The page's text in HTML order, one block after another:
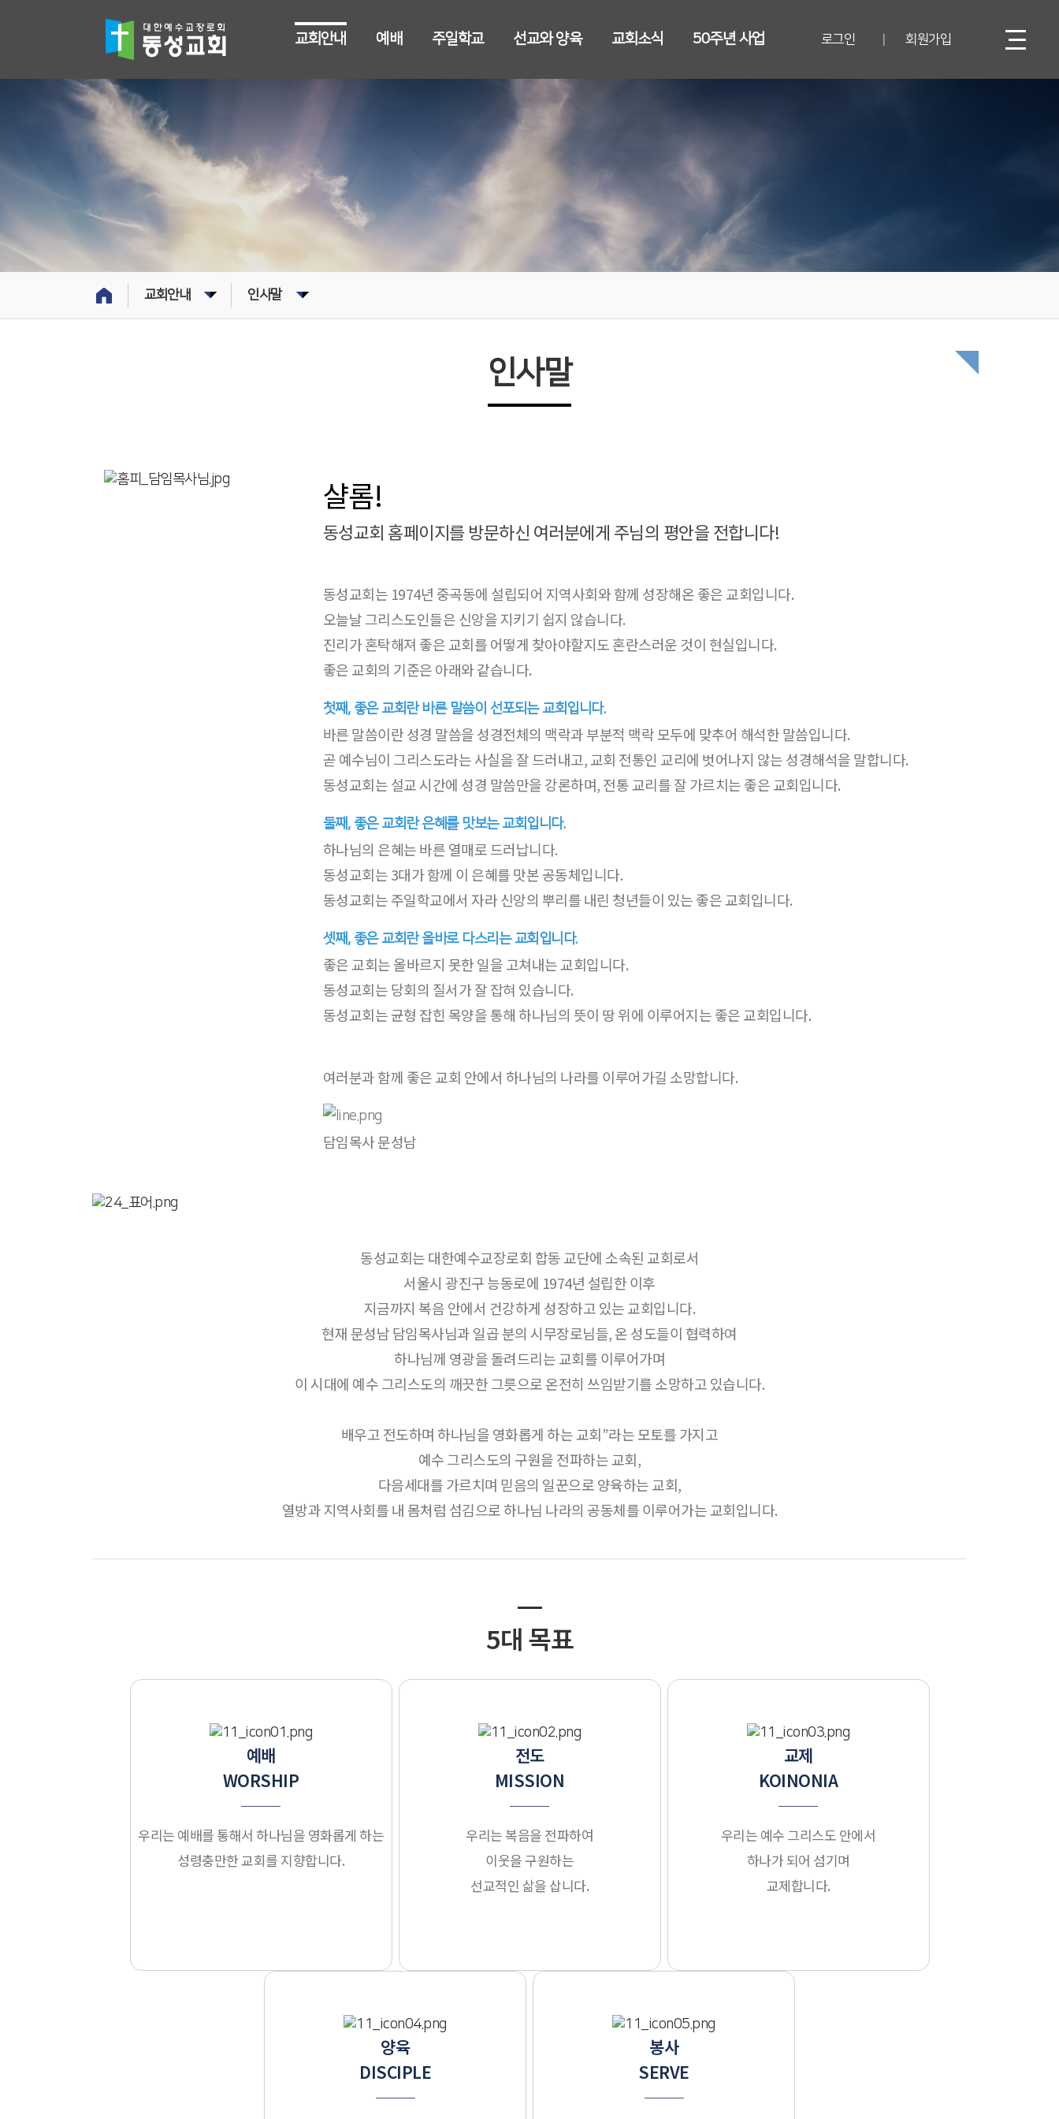
교회안내 예배 주일학교 선교와 양육 교회소식 50주년 사업 로그인 회원가입
교회안내 인사말
인사말
샬롬!
동성교회 홈페이지를 방문하신 여러분에게 주님의 평안을 전합니다!
동성교회는 1974년 중곡동에 설립되어 지역사회와 함께 성장해온 좋은 교회입니다.
오늘날 그리스도인들은 신앙을 지키기 쉽지 않습니다.
진리가 혼탁해져 좋은 교회를 어떻게 찾아야할지도 혼란스러운 것이 현실입니다.
좋은 교회의 기준은 아래와 같습니다.
첫째, 좋은 교회란 바른 말씀이 선포되는 교회입니다.
바른 말씀이란 성경 말씀을 성경전체의 맥락과 부분적 맥락 모두에 맞추어 해석한 말씀입니다.
곧 예수님이 그리스도라는 사실을 잘 드러내고, 교회 전통인 교리에 벗어나지 않는 성경해석을 말합니다.
동성교회는 설교 시간에 성경 말씀만을 강론하며, 전통 교리를 잘 가르치는 좋은 교회입니다.
둘째, 좋은 교회란 은혜를 맛보는 교회입니다.
하나님의 은혜는 바른 열매로 드러납니다.
동성교회는 3대가 함께 이 은혜를 맛본 공동체입니다.
동성교회는 주일학교에서 자라 신앙의 뿌리를 내린 청년들이 있는 좋은 교회입니다.
셋째, 좋은 교회란 올바로 다스리는 교회입니다.
좋은 교회는 올바르지 못한 일을 고쳐내는 교회입니다.
동성교회는 당회의 질서가 잘 잡혀 있습니다.
동성교회는 균형 잡힌 목양을 통해 하나님의 뜻이 땅 위에 이루어지는 좋은 교회입니다.
여러분과 함께 좋은 교회 안에서 하나님의 나라를 이루어가길 소망합니다.
담임목사 문성남
동성교회는 대한예수교장로회 합동 교단에 소속된 교회로서
서울시 광진구 능동로에 1974년 설립한 이후
지금까지 복음 안에서 건강하게 성장하고 있는 교회입니다.
현재 문성남 담임목사님과 일곱 분의 시무장로님들, 온 성도들이 협력하여
하나님께 영광을 돌려드리는 교회를 이루어가며
이 시대에 예수 그리스도의 깨끗한 그릇으로 온전히 쓰임받기를 소망하고 있습니다.
배우고 전도하며 하나님을 영화롭게 하는 교회”라는 모토를 가지고
예수 그리스도의 구원을 전파하는 교회,
다음세대를 가르치며 믿음의 일꾼으로 양육하는 교회,
열방과 지역사회를 내 몸처럼 섬김으로 하나님 나라의 공동체를 이루어가는 교회입니다.
5대 목표
예배
WORSHIP
우리는 예배를 통해서 하나님을 영화롭게 하는
성령충만한 교회를 지향합니다.
전도
MISSION
우리는 복음을 전파하여
이웃을 구원하는
선교적인 삶을 삽니다.
교제
KOINONIA
우리는 예수 그리스도 안에서
하나가 되어 섬기며
교제합니다.
양육
DISCIPLE
봉사
SERVE